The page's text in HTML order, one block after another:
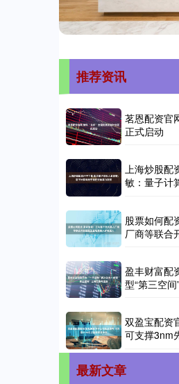
推荐资讯
茗恩配资官
正式启动
上海炒股配
敏：量子计
股票如何配
厂商等联合
盈丰财富配
型“第三空
双盈宝配资
可支撑3nm
最新文章